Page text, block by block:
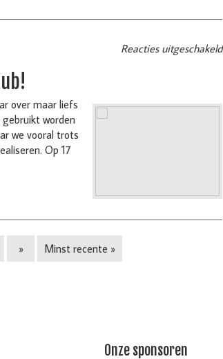
Reacties uitgeschakeld
over maar liefs
worden
we vooral trots
Op 17
» Minst recente »
Onze sponsoren